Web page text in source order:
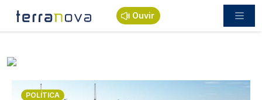
Passar para o conteúdo principal
Ouvir
Imagem
POLÍTICA